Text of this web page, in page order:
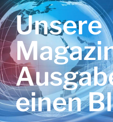
Unsere
einen